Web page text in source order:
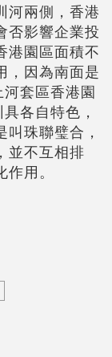
河兩側，香港
否影響企業投
港園區面積不
，因為南面是
套區香港園
各自特色，
珠聯璧合，
並不互相排
用。